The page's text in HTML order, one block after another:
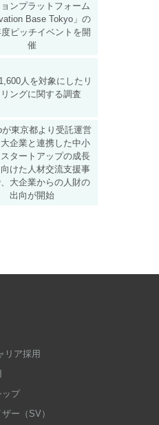
ンプラットフォーム
Base Tokyo」の
ピッチイベントを開
催
人を対象にしたリ
ングに関する調査
東京都より受託運営
企業と連携した中小
タートアップの成長
けた人材交流支援事
大企業からの人財の
出向が開始
リア採用
ップ
ー（SV）